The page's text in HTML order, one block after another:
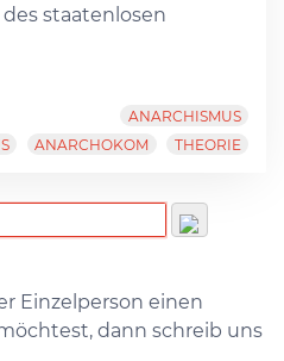
des staatenlosen
ANARCHISMUS
ANARCHOKOM THEORIE
Einzelperson einen
dann schreib uns